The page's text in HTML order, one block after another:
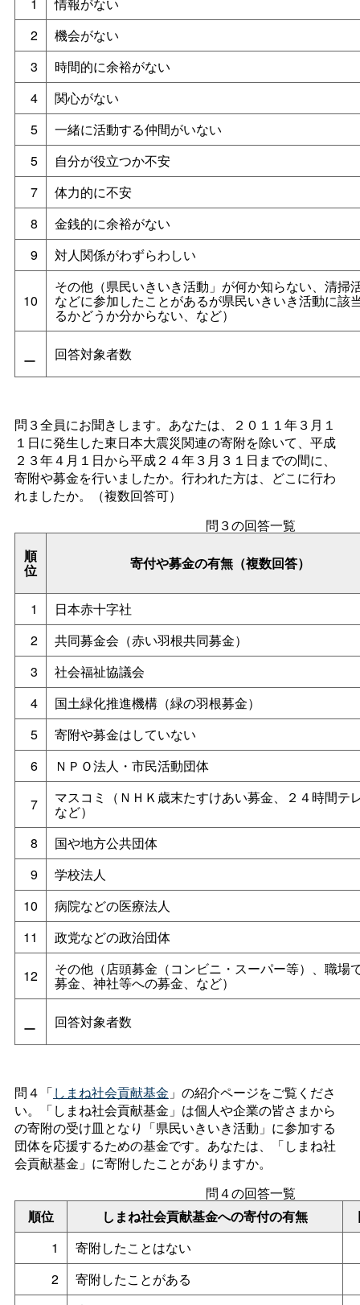
2
機会がない
3
時間的に余裕がない
4
関心がない
5
一緒に活動する仲間がいない
5
自分が役立つか不安
7
体力的に不安
8
金銭的に余裕がない
9
対人関係がわずらわしい
10
その他（県民いきいき活動」が何か知らない、清掃
などに参加したことがあるが県民いきいき活動に該
るかどうか分からない、など）
ー 回答対象者数
問３全員にお聞きします。あなたは、２０１１年３月１
１日に発生した東日本大震災関連の寄附を除いて、平成
２３年４月１日から平成２４年３月３１日までの間に、
寄附や募金を行いましたか。行われた方は、どこに行わ
れましたか。（複数回答可）
問３の回答一覧
順
位 寄付や募金の有無（複数回答）
1
日本赤十字社
2
共同募金会（赤い羽根共同募金）
3
社会福祉協議会
4
国土緑化推進機構（緑の羽根募金）
5
寄附や募金はしていない
6
ＮＰＯ法人・市民活動団体
7 マスコミ（ＮＨＫ歳末たすけあい募金、２４時間テ
など）
8
国や地方公共団体
9
学校法人
10
病院などの医療法人
11
政党などの政治団体
12 その他（店頭募金（コンビニ・スーパー等）、職場
募金、神社等への募金、など）
ー 回答対象者数
問４「しまね社会貢献基金 」の紹介ページをご覧くださ
い。「しまね社会貢献基金」は個人や企業の皆さまから
の寄附の受け皿となり「県民いきいき活動」に参加する
団体を応援するための基金です。あなたは、「しまね社
会貢献基金」に寄附したことがありますか。
問４の回答一覧
順位
しまね社会貢献基金への寄付の有無
1
寄附したことはない
2
寄附したことがある